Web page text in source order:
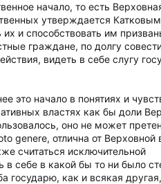
начало, то есть
утверждается
и способствовать им
граждане, по долгу
видеть в себе слугу
это начало в понятиях и
властях как бы доли
оно не может
genere, отлична от Верховной
считаться исключительной
себе в какой бы то ни было
государю, как и всякая